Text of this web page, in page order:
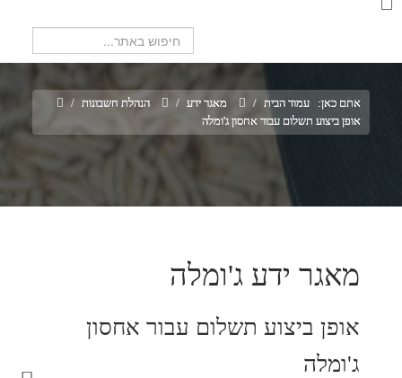
אתם כאן: עמוד הבית / מאגר ידע / הנהלת חשבונות /
אופן ביצוע תשלום עבור אחסון ג'ומלה
מאגר ידע ג'ומלה
אופן ביצוע תשלום עבור אחסון
ג'ומלה